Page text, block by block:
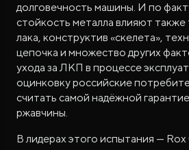
долговечность машины. И по
стойкость металла влияют также
лака, конструктив «скелета»,
цепочка и множество других
ухода за ЛКП в процессе
оцинковку российские
считать самой надёжной
ржавчины.
В лидерах этого испытания — Rox